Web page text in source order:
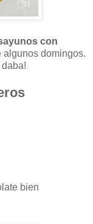
con
algunos domingos.
bien